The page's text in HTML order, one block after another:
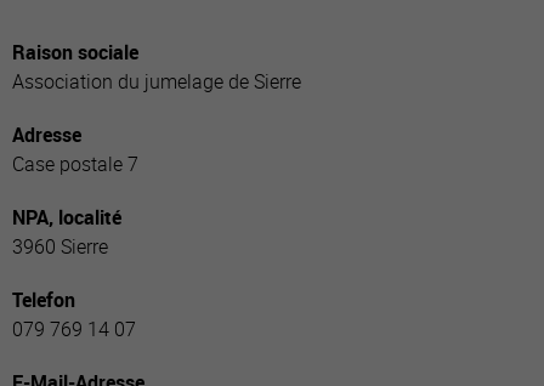
Raison sociale
Association du jumelage de Sierre
Adresse
Case postale 7
NPA, localité
3960 Sierre
Telefon
079 769 14 07